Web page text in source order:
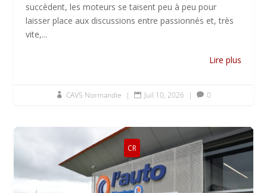
succèdent, les moteurs se taisent peu à peu pour
laisser place aux discussions entre passionnés et, très
vite,...
Lire plus
 CAVS Normandie |  Juil 10, 2026 |  0
CR